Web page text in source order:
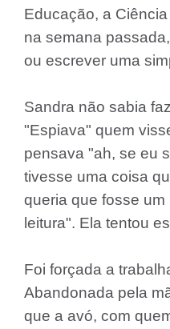
Educação, a
na semana
ou escrever uma
Sandra não sabia
"Espiava" quem
pensava "ah, se eu
tivesse uma coisa
queria que fosse
leitura". Ela tentou
Foi forçada a
Abandonada pela
que a avó, com